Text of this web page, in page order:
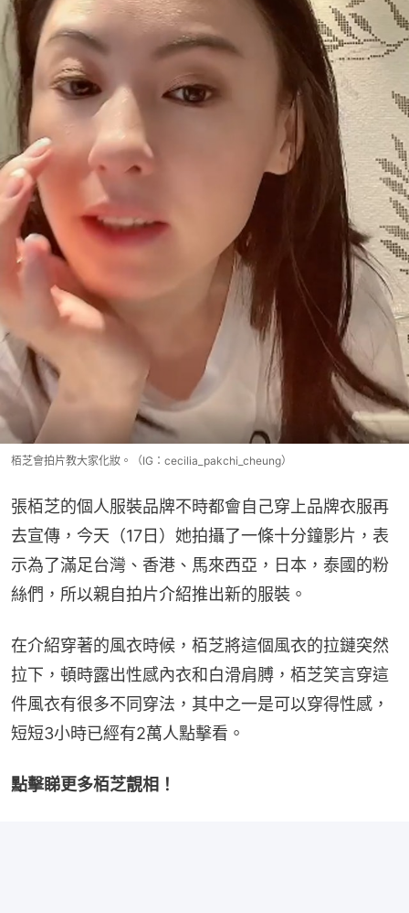
栢芝會拍片教大家化妝。（IG：cecilia_pakchi_cheung）
張栢芝的個人服裝品牌不時都會自己穿上品牌衣服再
去宣傳，今天（17日）她拍攝了一條十分鐘影片，表
示為了滿足台灣、香港、馬來西亞，日本，泰國的粉
絲們，所以親自拍片介紹推出新的服裝。
在介紹穿著的風衣時候，栢芝將這個風衣的拉鏈突然
拉下，頓時露出性感內衣和白滑肩膊，栢芝笑言穿這
件風衣有很多不同穿法，其中之一是可以穿得性感，
短短3小時已經有2萬人點擊看。
點擊睇更多栢芝靚相！